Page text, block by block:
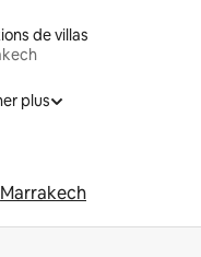
de villas
plus
Marrakech